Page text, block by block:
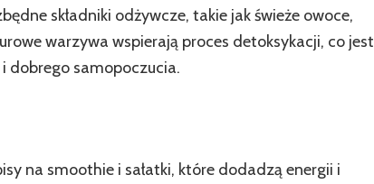
składniki odżywcze, takie jak świeże owoce,
warzywa wspierają proces detoksykacji, co jest
dobrego samopoczucia.
na smoothie i sałatki, które dodadzą energii i